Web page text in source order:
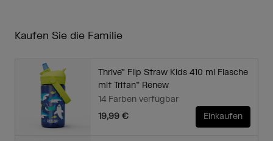
Kaufen Sie die Familie
Thrive™ Flip Straw Kids 410 ml Flasche
mit Tritan™ Renew
14 Farben verfügbar
19,99 €
Einkaufen